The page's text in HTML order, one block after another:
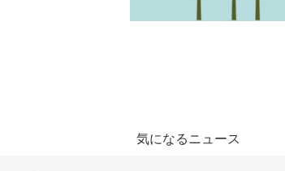
気になるニュース